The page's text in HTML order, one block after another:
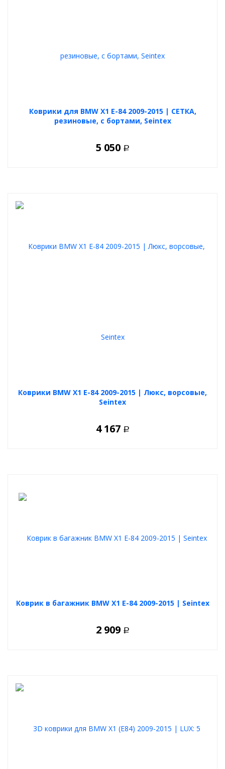
Коврики для BMW X1 E-84 2009-2015 | СЕТКА,
резиновые, с бортами, Seintex
5 050 Р
Коврики BMW X1 E-84 2009-2015 | Люкс, ворсовые,
Seintex
4 167 Р
Коврик в багажник BMW X1 E-84 2009-2015 | Seintex
2 909 Р